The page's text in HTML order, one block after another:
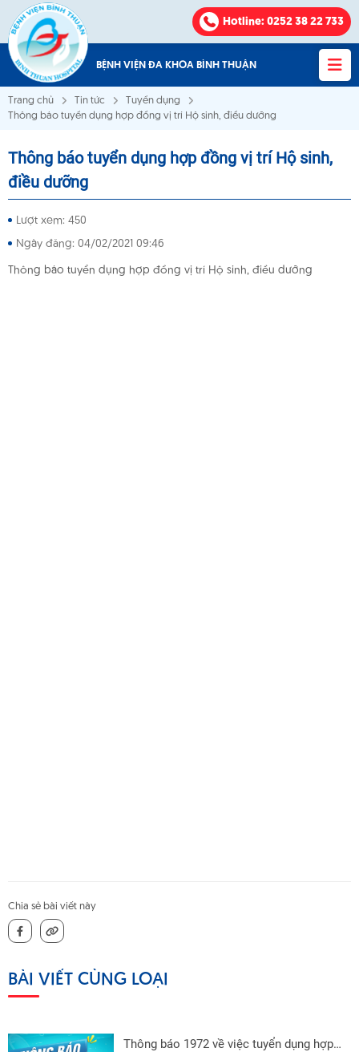
Hotline: 0252 38 22 733
BỆNH VIỆN ĐA KHOA BÌNH THUẬN
Bệnh viện Đa khoa Bình Thuận
Trang chủ Tin tức
Tuyển dụng
Thông báo tuyển dụng hợp đồng vị trí Hộ sinh, điều dưỡng
Thông báo tuyển dụng hợp đồng vị trí Hộ sinh,
điều dưỡng
Lượt xem: 450
Ngày đăng: 04/02/2021 09:46
Thông báo tuyển dụng hợp đồng vị trí Hộ sinh, điều dưỡng
Chia sẻ bài viết này
BÀI VIẾT CÙNG LOẠI
Thông báo 1972 về việc tuyển dụng hợp